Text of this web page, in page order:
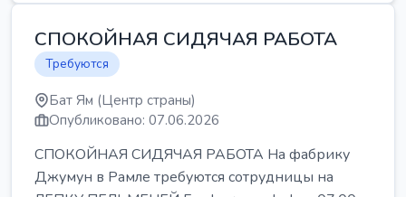
СПОКОЙНАЯ СИДЯЧАЯ РАБОТА
Требуются
Бат Ям (Центр страны)
Опубликовано: 07.06.2026
СПОКОЙНАЯ СИДЯЧАЯ РАБОТА На фабрику
Джумун в Рамле требуются сотрудницы на